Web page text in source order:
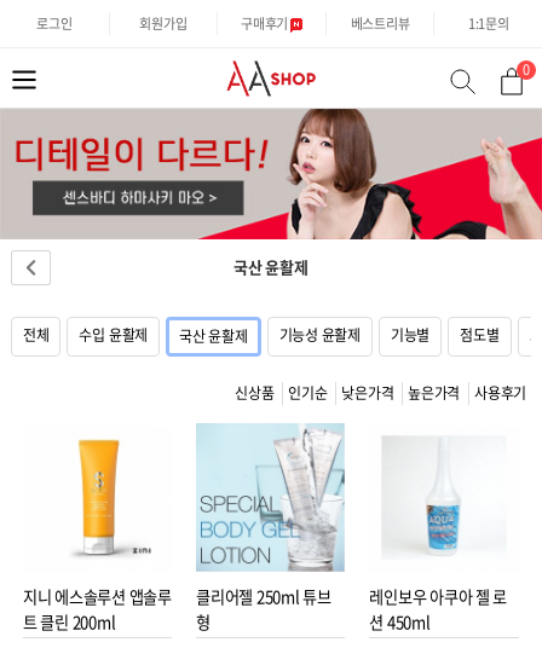
로그인 회원가입 구매후기 베스트리뷰 1:1문의
류
색
0
국산 윤활제
전체 수입 윤활제 국산 윤활제 기능성 윤활제 기능별 점도별
신상품 인기순 낮은가격 높은가격 사용후기
지니 에스솔루션 앱솔루
트 클린 200ml
클리어젤 250ml 튜브
형
레인보우 아쿠아 젤 로
션 450ml